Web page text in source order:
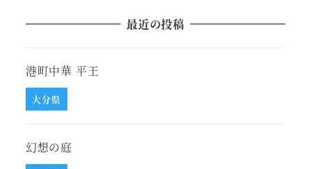
最近の投稿
港町中華 平王
大分県
幻想の庭